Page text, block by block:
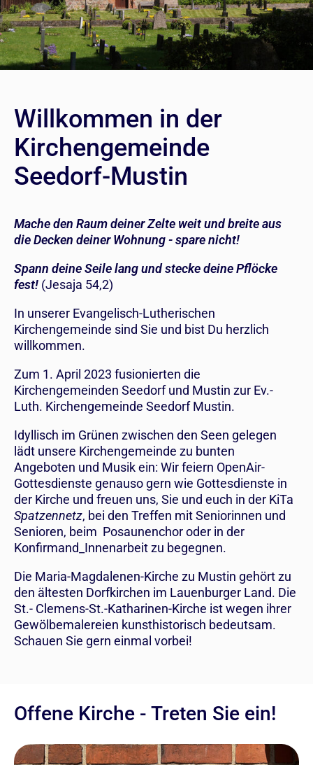
Willkommen in der
Kirchengemeinde
Seedorf-Mustin
Mache den Raum deiner Zelte weit und breite aus
die Decken deiner Wohnung - spare nicht!
Spann deine Seile lang und stecke deine Pflöcke
fest! (Jesaja 54,2)
In unserer Evangelisch-Lutherischen
Kirchengemeinde sind Sie und bist Du herzlich
willkommen.
Zum 1. April 2023 fusionierten die
Kirchengemeinden Seedorf und Mustin zur Ev.-
Luth. Kirchengemeinde Seedorf Mustin.
Idyllisch im Grünen zwischen den Seen gelegen
lädt unsere Kirchengemeinde zu bunten
Angeboten und Musik ein: Wir feiern OpenAir-
Gottesdienste genauso gern wie Gottesdienste in
der Kirche und freuen uns, Sie und euch in der KiTa
Spatzennetz, bei den Treffen mit Seniorinnen und
Senioren, beim Posaunenchor oder in der
Konfirmand_Innenarbeit zu begegnen.
Die Maria-Magdalenen-Kirche zu Mustin gehört zu
den ältesten Dorfkirchen im Lauenburger Land. Die
St.- Clemens-St.-Katharinen-Kirche ist wegen ihrer
Gewölbemalereien kunsthistorisch bedeutsam.
Schauen Sie gern einmal vorbei!
Offene Kirche - Treten Sie ein!